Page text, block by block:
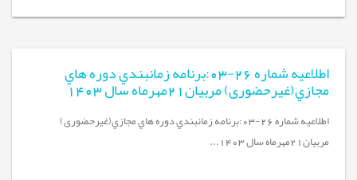
اطلاعیه شماره 26-03:برنامه زمانبندي دوره هاي
مجازي(غیرحضوری) مربيان21مهرماه سال 1403
اطلاعیه شماره 26-03:برنامه زمانبندي دوره هاي مجازي(غیرحضوری)
مربيان21مهرماه سال 1403...